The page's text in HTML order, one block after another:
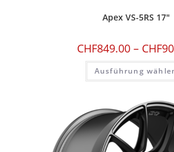
Apex VS-5RS 17″
CHF849.00– CHF
Ausführung